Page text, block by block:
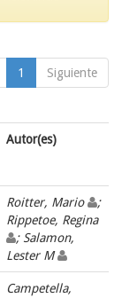
1 Siguiente
Autor(es)
Roitter, Mario
;
Rippetoe, Regina
; Salamon,
Lester M
Campetella,